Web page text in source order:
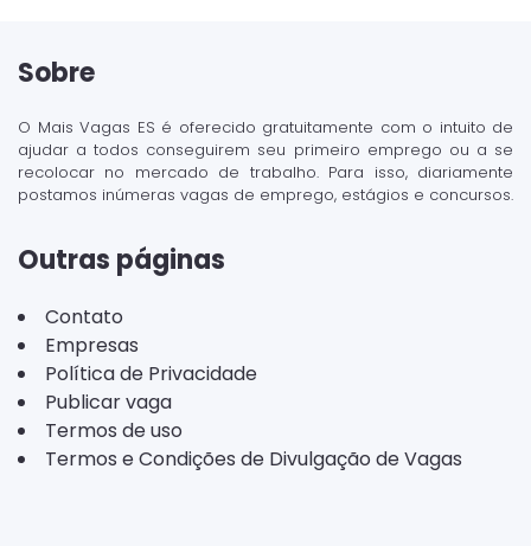
Sobre
O Mais Vagas ES é oferecido gratuitamente com o intuito de
ajudar a todos conseguirem seu primeiro emprego ou a se
recolocar no mercado de trabalho. Para isso, diariamente
postamos inúmeras vagas de emprego, estágios e concursos.
Outras páginas
Contato
Empresas
Política de Privacidade
Publicar vaga
Termos de uso
Termos e Condições de Divulgação de Vagas